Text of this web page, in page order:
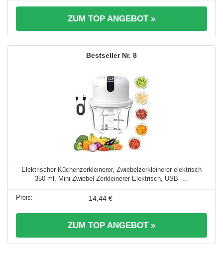
ZUM TOP ANGEBOT »
8
Elektrischer Küchenzerkleinerer, Zwiebelzerkleinerer elektrisch
350 ml, Mini Zwiebel Zerkleinerer Elektrisch, USB- ...
14,44 €
ZUM TOP ANGEBOT »